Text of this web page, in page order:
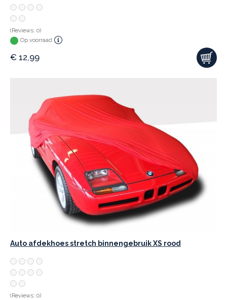
(Reviews: 0)
Op voorraad
€ 12,99
Auto afdekhoes stretch binnengebruik XS rood
(Reviews: 0)